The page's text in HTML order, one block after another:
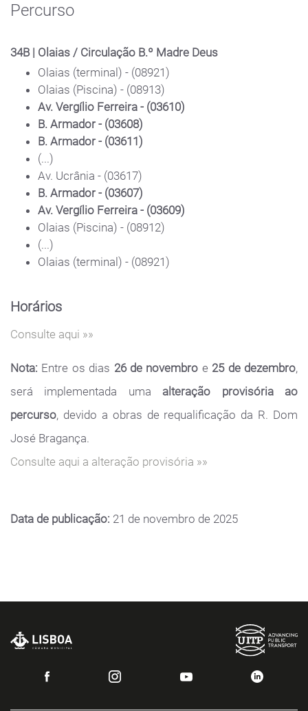
Percurso
34B | Olaias / Circulação B.º Madre Deus
Olaias (terminal) - (08921)
Olaias (Piscina) - (08913)
Av. Vergílio Ferreira - (03610)
B. Armador - (03608)
B. Armador - (03611)
(...)
Av. Ucrânia - (03617)
B. Armador - (03607)
Av. Vergílio Ferreira - (03609)
Olaias (Piscina) - (08912)
(...)
Olaias (terminal) - (08921)
Horários
Consulte aqui »»
Nota: Entre os dias 26 de novembro e 25 de dezembro,
será implementada uma alteração provisória ao
percurso, devido a obras de requalificação da R. Dom
José Bragança.
Consulte aqui a alteração provisória »»
Data de publicação: 21 de novembro de 2025